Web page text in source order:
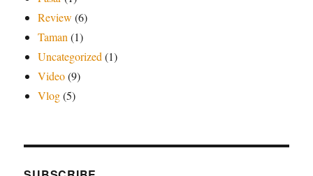
Review (6)
Taman (1)
Uncategorized (1)
Video(9)
Vlog(5)